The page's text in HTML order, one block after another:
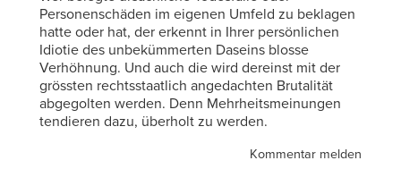
Personenschäden im eigenen Umfeld zu beklagen
hatte oder hat, der erkennt in Ihrer persönlichen
Idiotie des unbekümmerten Daseins blosse
Verhöhnung. Und auch die wird dereinst mit der
grössten rechtsstaatlich angedachten Brutalität
abgegolten werden. Denn Mehrheitsmeinungen
tendieren dazu, überholt zu werden.
Kommentar melden